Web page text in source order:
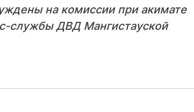
на комиссии при акимате
службы ДВД Мангистауской